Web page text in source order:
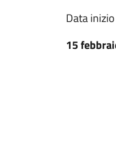
Data
15